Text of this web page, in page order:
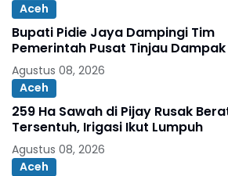
Aceh
Bupati Pidie Jaya Dampingi Tim
Pemerintah Pusat Tinjau Dampak
Agustus 08, 2026
Aceh
259 Ha Sawah di Pijay Rusak
Tersentuh, Irigasi Ikut Lumpuh
Agustus 08, 2026
Aceh